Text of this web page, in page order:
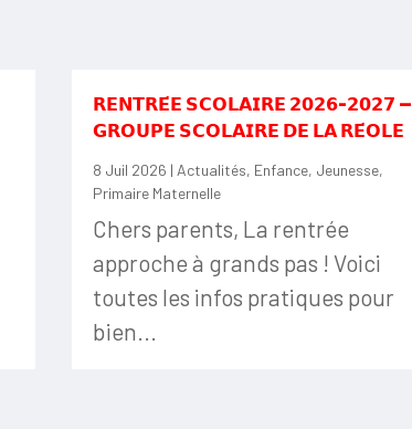
𝗥𝗘𝗡𝗧𝗥𝗘́𝗘 𝗦𝗖𝗢𝗟𝗔𝗜𝗥𝗘 𝟮𝟬𝟮𝟲-𝟮𝟬𝟮𝟳 —
𝗚𝗥𝗢𝗨𝗣𝗘 𝗦𝗖𝗢𝗟𝗔𝗜𝗥𝗘 𝗗𝗘 𝗟𝗔 𝗥𝗘́𝗢𝗟𝗘
8 Juil 2026 | Actualités, Enfance, Jeunesse,
Primaire Maternelle
Chers parents, La rentrée
approche à grands pas ! Voici
toutes les infos pratiques pour
bien...